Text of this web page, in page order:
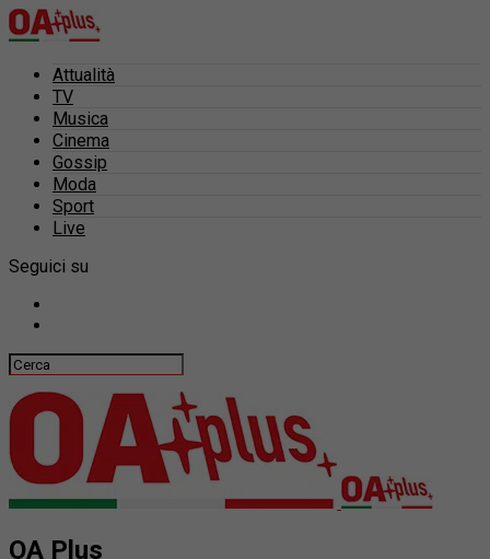
Attualità
TV
Musica
Cinema
Gossip
Moda
Sport
Live
Seguici su
OA Plus